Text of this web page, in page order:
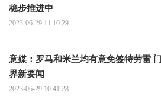
稳步推进中
2023-06-29 11:10:29
意媒：罗马和米兰均有意免签特劳雷
界新要闻
2023-06-29 10:41:28